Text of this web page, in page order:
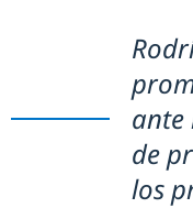
ante
de
los